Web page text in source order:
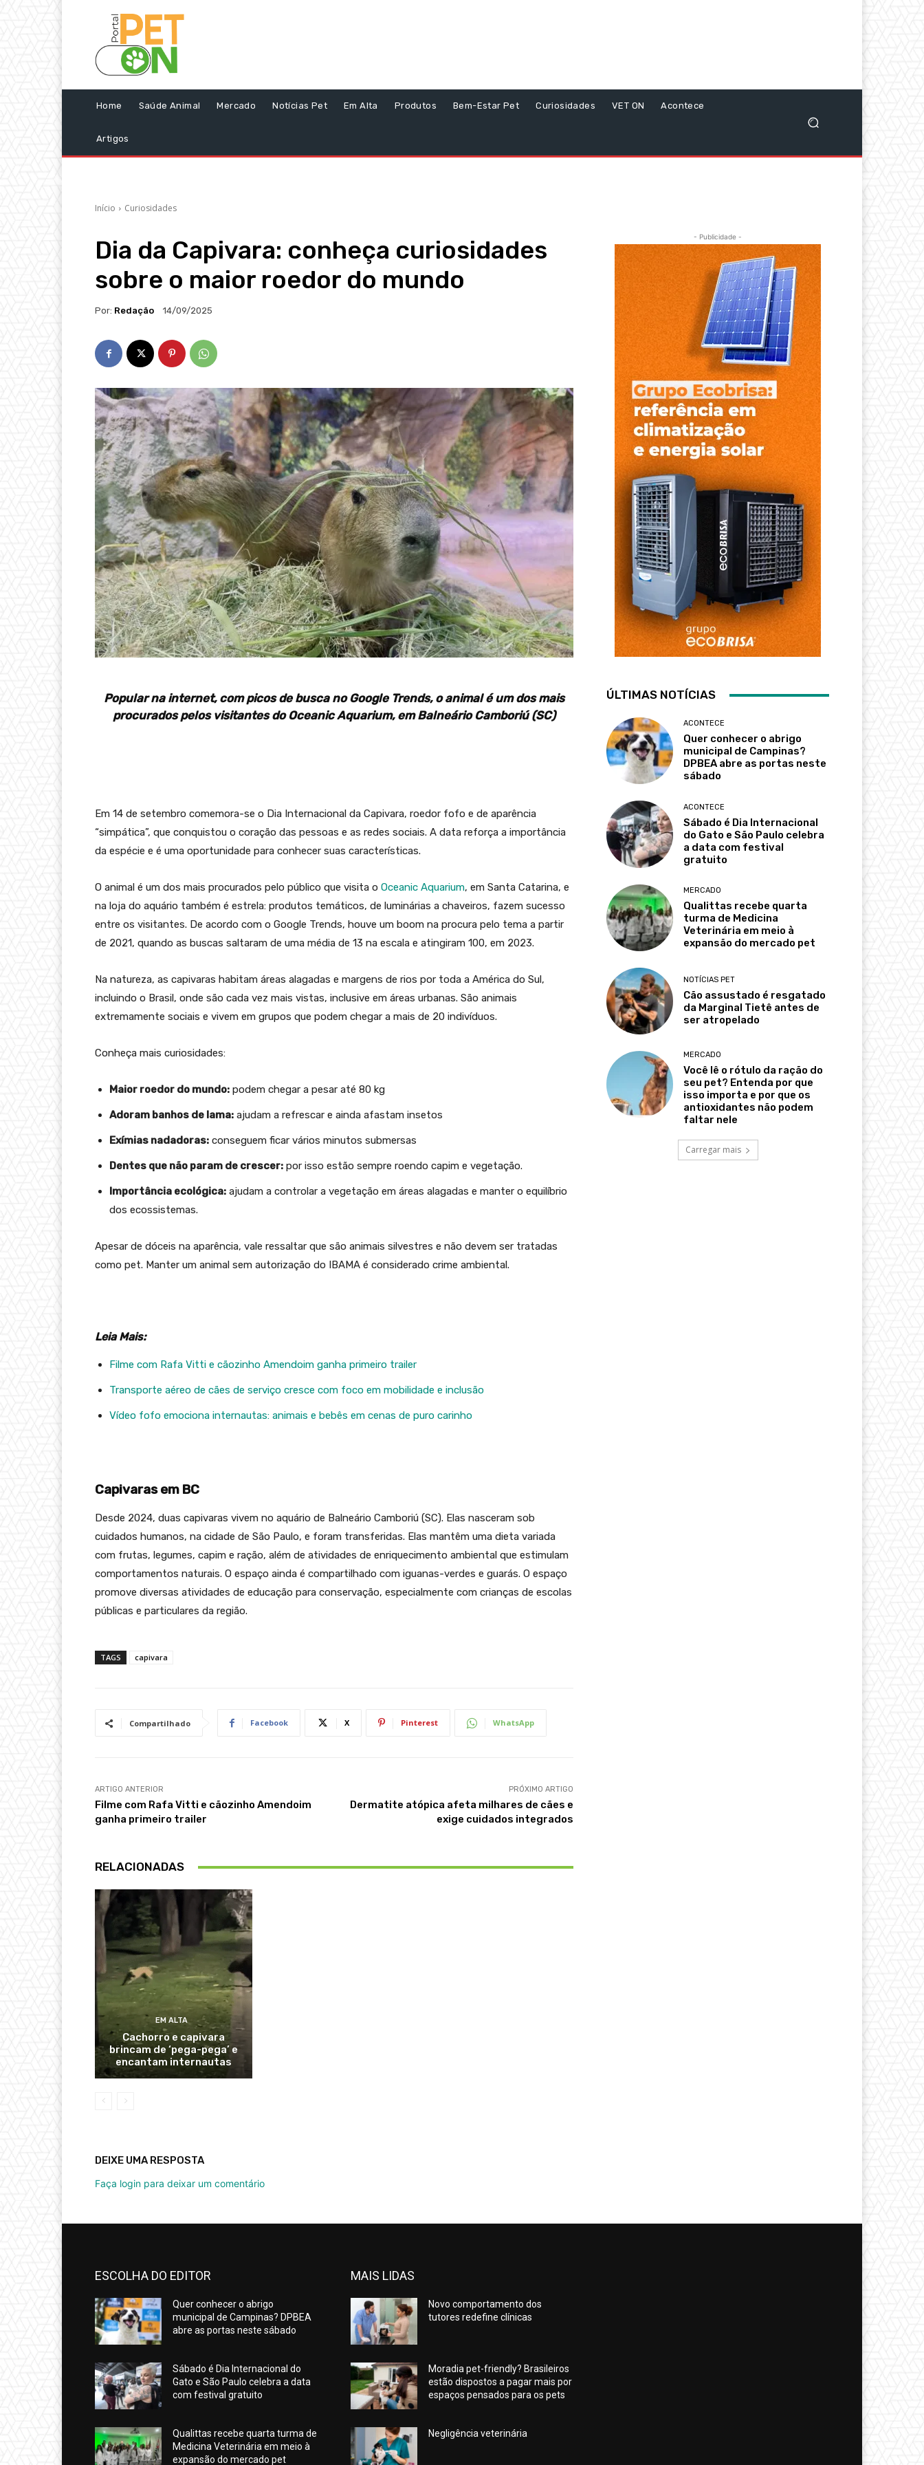
Home Saúde Animal Mercado Notícias Pet Em Alta Produtos Bem-Estar Pet Curiosidades VET ON Acontece
Artigos
Início Curiosidades
Dia da Capivara: conheça curiosidades
sobre o maior roedor do mundo
Por: Redação 14/09/2025
Popular na internet, com picos de busca no Google Trends, o animal é um dos mais
procurados pelos visitantes do Oceanic Aquarium, em Balneário Camboriú (SC)
Em 14 de setembro comemora-se o Dia Internacional da Capivara, roedor fofo e de aparência
“simpática”, que conquistou o coração das pessoas e as redes sociais. A data reforça a importância
da espécie e é uma oportunidade para conhecer suas características.
O animal é um dos mais procurados pelo público que visita o Oceanic Aquarium, em Santa Catarina, e
na loja do aquário também é estrela: produtos temáticos, de luminárias a chaveiros, fazem sucesso
entre os visitantes. De acordo com o Google Trends, houve um boom na procura pelo tema a partir
de 2021, quando as buscas saltaram de uma média de 13 na escala e atingiram 100, em 2023.
Na natureza, as capivaras habitam áreas alagadas e margens de rios por toda a América do Sul,
incluindo o Brasil, onde são cada vez mais vistas, inclusive em áreas urbanas. São animais
extremamente sociais e vivem em grupos que podem chegar a mais de 20 indivíduos.
Conheça mais curiosidades:
Maior roedor do mundo: podem chegar a pesar até 80 kg
Adoram banhos de lama: ajudam a refrescar e ainda afastam insetos
Exímias nadadoras: conseguem ficar vários minutos submersas
Dentes que não param de crescer: por isso estão sempre roendo capim e vegetação.
Importância ecológica: ajudam a controlar a vegetação em áreas alagadas e manter o equilíbrio
dos ecossistemas.
Apesar de dóceis na aparência, vale ressaltar que são animais silvestres e não devem ser tratadas
como pet. Manter um animal sem autorização do IBAMA é considerado crime ambiental.
Leia Mais:
Filme com Rafa Vitti e cãozinho Amendoim ganha primeiro trailer
Transporte aéreo de cães de serviço cresce com foco em mobilidade e inclusão
Vídeo fofo emociona internautas: animais e bebês em cenas de puro carinho
Capivaras em BC
Desde 2024, duas capivaras vivem no aquário de Balneário Camboriú (SC). Elas nasceram sob
cuidados humanos, na cidade de São Paulo, e foram transferidas. Elas mantêm uma dieta variada
com frutas, legumes, capim e ração, além de atividades de enriquecimento ambiental que estimulam
comportamentos naturais. O espaço ainda é compartilhado com iguanas-verdes e guarás. O espaço
promove diversas atividades de educação para conservação, especialmente com crianças de escolas
públicas e particulares da região.
TAGS capivara
Compartilhado Facebook X Pinterest WhatsApp
ARTIGO ANTERIOR
Filme com Rafa Vitti e cãozinho Amendoim
ganha primeiro trailer
PRÓXIMO ARTIGO
Dermatite atópica afeta milhares de cães e
exige cuidados integrados
RELACIONADAS
EM ALTA
Cachorro e capivara
brincam de ‘pega-pega’ e
encantam internautas
DEIXE UMA RESPOSTA
Faça login para deixar um comentário
- Publicidade -
ÚLTIMAS NOTÍCIAS
ACONTECE
Quer conhecer o abrigo
municipal de Campinas?
DPBEA abre as portas neste
sábado
ACONTECE
Sábado é Dia Internacional
do Gato e São Paulo celebra
a data com festival
gratuito
MERCADO
Qualittas recebe quarta
turma de Medicina
Veterinária em meio à
expansão do mercado pet
NOTÍCIAS PET
Cão assustado é resgatado
da Marginal Tietê antes de
ser atropelado
MERCADO
Você lê o rótulo da ração do
seu pet? Entenda por que
isso importa e por que os
antioxidantes não podem
faltar nele
Carregar mais
ESCOLHA DO EDITOR
Quer conhecer o abrigo
municipal de Campinas? DPBEA
abre as portas neste sábado
Sábado é Dia Internacional do
Gato e São Paulo celebra a data
com festival gratuito
Qualittas recebe quarta turma de
Medicina Veterinária em meio à
expansão do mercado pet
MAIS LIDAS
Novo comportamento dos
tutores redefine clínicas
Moradia pet-friendly? Brasileiros
estão dispostos a pagar mais por
espaços pensados para os pets
Negligência veterinária